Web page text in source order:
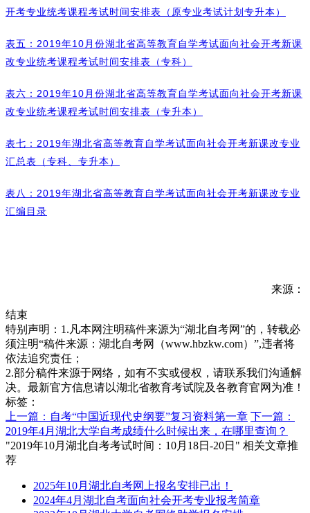
开考专业统考课程考试时间安排表（原专业考试计划专升本）
表五：2019年10月份湖北省高等教育自学考试面向社会开考新课
改专业统考课程考试时间安排表（专科）
表六：2019年10月份湖北省高等教育自学考试面向社会开考新课
改专业统考课程考试时间安排表（专升本）
表七：2019年湖北省高等教育自学考试面向社会开考新课改专业
汇总表（专科、专升本）
表八：2019年湖北省高等教育自学考试面向社会开考新课改专业
汇编目录
来源：
结束
特别声明：1.凡本网注明稿件来源为“湖北自考网”的，转载必
须注明“稿件来源：湖北自考网（www.hbzkw.com）”,违者将
依法追究责任；
2.部分稿件来源于网络，如有不实或侵权，请联系我们沟通解
决。最新官方信息请以湖北省教育考试院及各教育官网为准！
标签：
上一篇：自考“中国近现代史纲要”复习资料第一章 下一篇：
2019年4月湖北大学自考成绩什么时候出来，在哪里查询？
"2019年10月湖北自考考试时间：10月18日-20日" 相关文章推
荐
2025年10月湖北自考网上报名安排已出！
2024年4月湖北自考面向社会开考专业报考简章